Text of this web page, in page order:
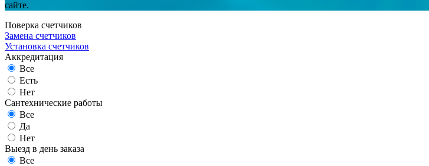
сайте.
Поверка счетчиков
Замена счетчиков
Установка счетчиков
Аккредитация
Все
Есть
Нет
Сантехнические работы
Все
Да
Нет
Выезд в день заказа
Все